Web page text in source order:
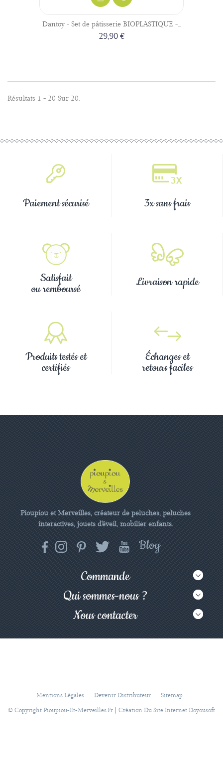
Dantoy - Set de pâtisserie BIOPLASTIQUE -...
29,90 €
Résultats 1 - 20 Sur 20.
Paiement sécurisé 3x sans frais
Satisfait
ou remboursé Livraison rapide
Produits testés et
certifiés
Échanges et
retours faciles
Pioupiou et Merveilles, créateur de peluches, peluches
interactives, jouets d'éveil, mobilier enfants.
Commande
Qui sommes-nous ?
Nous contacter
Mentions Légales Devenir Distributeur
Sitemap
© Copyright Pioupiou-Et-Merveilles.fr
Création Du Site Internet Doyousoft